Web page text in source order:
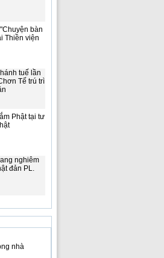
bàn
Thiền viện
tuế lần
Tế trú trì
Phật tại tư
nghiêm
đản PL.
nhà